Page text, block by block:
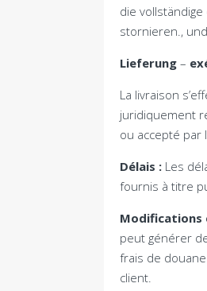
die
stornieren.,
Lieferung –
La livraison
juridiquement
ou accepté par
Délais : Les
fournis à titre
Modifications
peut générer
frais de
client.